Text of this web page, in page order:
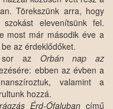
Törekszünk arra, hogy
elevenítsünk fel.
most már második éve a
az érdeklődőket.
sor az Orbán nap az
ebben az évben a
valamint a
hozzá.
Érd-Ófaluban című